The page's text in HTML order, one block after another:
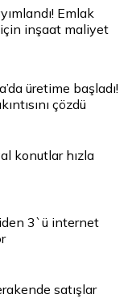
Emlak
inşaat maliyet
üretime başladı!
çözdü
konutlar hızla
3`ü internet
satışlar